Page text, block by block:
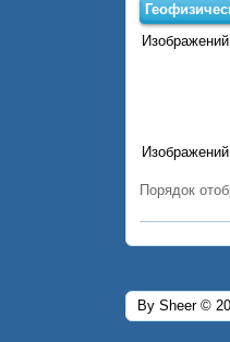
Порядок
By Sheer ©